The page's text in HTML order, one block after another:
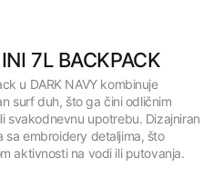
7L BACKPACK
u DARK NAVY kombinuje
surf duh, što ga čini odličnim
svakodnevnu upotrebu. Dizajniran
sa embroidery detaljima, što
aktivnosti na vodi ili putovanja.